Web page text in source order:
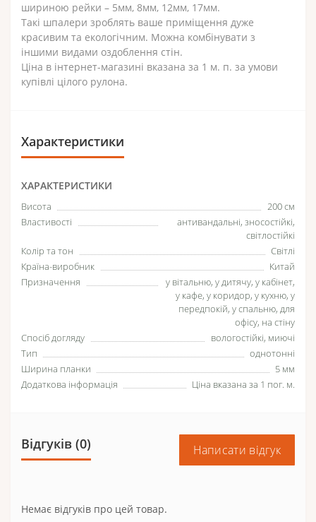
шириною рейки – 5мм, 8мм, 12мм, 17мм.
Такі шпалери зроблять ваше приміщення дуже
красивим та екологічним. Можна комбінувати з
іншими видами оздоблення стін.
Ціна в інтернет-магазині вказана за 1 м. п. за умови
купівлі цілого рулона.
Характеристики
ХАРАКТЕРИСТИКИ
Висота
200 см
Властивості
антивандальні, зносостійкі,
світлостійкі
Колір та тон
Світлі
Країна-виробник
Китай
Призначення
у вітальню, у дитячу, у кабінет,
у кафе, у коридор, у кухню, у
передпокій, у спальню, для
офісу, на стіну
Спосіб догляду
вологостійкі, миючі
Тип
однотонні
Ширина планки
5 мм
Додаткова інформація
Ціна вказана за 1 пог. м.
Відгуків (0) Написати відгук
Немає відгуків про цей товар.